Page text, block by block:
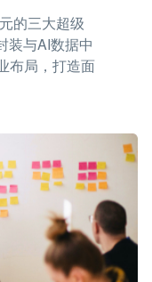
的三大超级
装与AI数据中
布局，打造面